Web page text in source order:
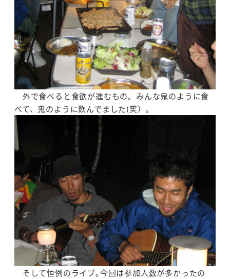
外で食べると食欲が進むもの。みんな鬼のように食
べて、鬼のように飲んでました(笑）。
そして恒例のライブ｡今回は参加人数が多かったの